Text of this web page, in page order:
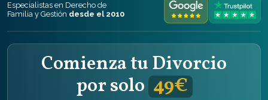
Especialistas en Derecho de
Familia y Gestión desde el 2010
Comienza tu Divorcio
por solo 49€